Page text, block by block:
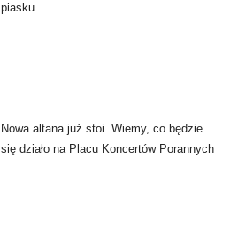
piasku
Nowa altana już stoi. Wiemy, co będzie
się działo na Placu Koncertów Porannych